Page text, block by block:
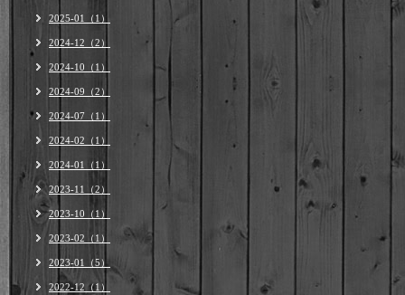
2025-01（1）
2024-12（2）
2024-10（1）
2024-09（2）
2024-07（1）
2024-02（1）
2024-01（1）
2023-11（2）
2023-10（1）
2023-02（1）
2023-01（5）
2022-12（1）